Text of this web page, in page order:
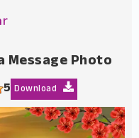
Message Photo
5 Download